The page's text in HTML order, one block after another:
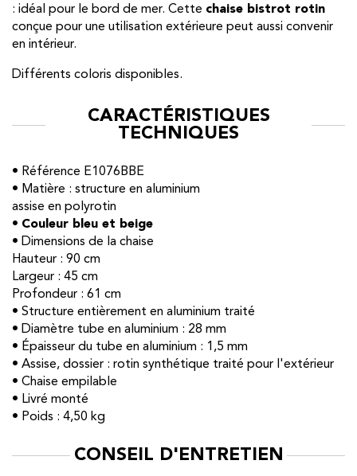
: idéal pour le bord de mer. Cette chaise bistrot rotin
conçue pour une utilisation extérieure peut aussi convenir
en intérieur.
Différents coloris disponibles.
CARACTÉRISTIQUES
TECHNIQUES
• Référence E1076BBE
• Matière : structure en aluminium
assise en polyrotin
• Couleur bleu et beige
• Dimensions de la chaise
Hauteur : 90 cm
Largeur : 45 cm
Profondeur : 61 cm
• Structure entièrement en aluminium traité
• Diamètre tube en aluminium : 28 mm
• Épaisseur du tube en aluminium : 1,5 mm
• Assise, dossier : rotin synthétique traité pour l'extérieur
• Chaise empilable
• Livré monté
• Poids : 4,50 kg
CONSEIL D'ENTRETIEN